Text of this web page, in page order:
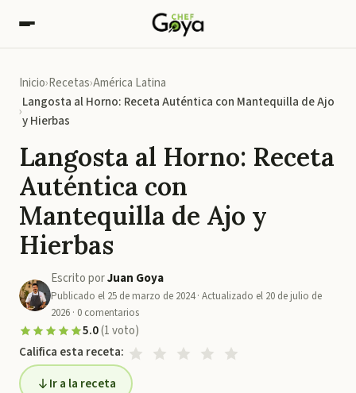
Inicio Recetas América Latina
Langosta al Horno: Receta Auténtica con Mantequilla de Ajo
y Hierbas
Langosta al Horno: Receta
Auténtica con
Mantequilla de Ajo y
Hierbas
Escrito porJuan Goya
Publicado el 25 de marzo de 2024· Actualizado el 20 de julio de
2026 · 0 comentarios
5.0(1voto)
Califica esta receta:
Ir a la receta